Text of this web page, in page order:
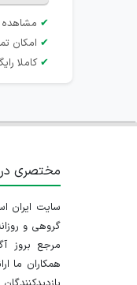
✔ مشاهده
✔ امکان
✔کاملا
مختصری
گروهی و
مرجع بروز
همکاران ما